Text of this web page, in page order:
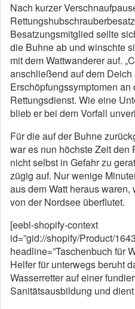
Nach kurzer
Besatzungsmitglied seilte
die Buhne ab und winschte
mit dem Wattwanderer auf.
anschließend auf dem
Erschöpfungssymptomen
Rettungsdienst. Wie eine
blieb er bei dem Vorfall
Für die auf der Buhne
war es nun höchste Zeit den
nicht selbst in Gefahr zu
zügig auf. Nur wenige
aus dem Watt heraus
von der Nordsee überflutet.
[eebl-shopify-context
id=”gid://shopify/Product/
headline=”Taschenbuch für
Helfer für unterwegs beruht
Wasserretter auf einer
Sanitätsausbildung und